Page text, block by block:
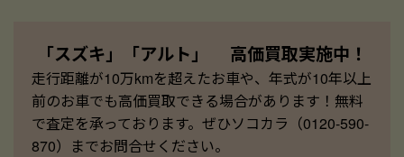
「スズキ」「アルト」 高価買取実施中！
走行距離が10万kmを超えたお車や、年式が10年以上
前のお車でも高価買取できる場合があります！無料
で査定を承っております。ぜひソコカラ（0120-590-
870）までお問合せください。